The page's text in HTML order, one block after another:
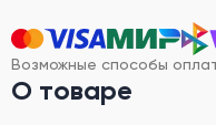
Возможные способы
О товаре